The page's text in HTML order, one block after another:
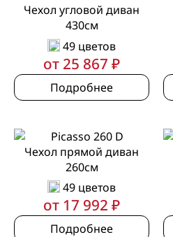
Чехол угловой диван
430см
49 цветов
от 25 867 ₽
Подробнее
Чехол прямой диван
260см
49 цветов
от 17 992 ₽
Подробнее